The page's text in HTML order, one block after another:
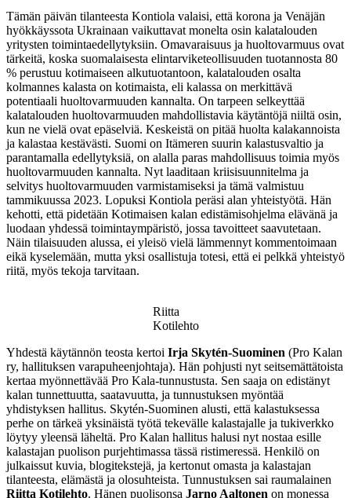
Tämän päivän tilanteesta Kontiola valaisi, että korona ja Venäjän
hyökkäyssota Ukrainaan vaikuttavat monelta osin kalatalouden
yritysten toimintaedellytyksiin. Omavaraisuus ja huoltovarmuus ovat
tärkeitä, koska suomalaisesta elintarviketeollisuuden tuotannosta 80
% perustuu kotimaiseen alkutuotantoon, kalatalouden osalta
kolmannes kalasta on kotimaista, eli kalassa on merkittävä
potentiaali huoltovarmuuden kannalta. On tarpeen selkeyttää
kalatalouden huoltovarmuuden mahdollistavia käytäntöjä niiltä osin,
kun ne vielä ovat epäselviä. Keskeistä on pitää huolta kalakannoista
ja kalastaa kestävästi. Suomi on Itämeren suurin kalastusvaltio ja
parantamalla edellytyksiä, on alalla paras mahdollisuus toimia myös
huoltovarmuuden kannalta. Nyt laaditaan kriisisuunnitelma ja
selvitys huoltovarmuuden varmistamiseksi ja tämä valmistuu
tammikuussa 2023. Lopuksi Kontiola peräsi alan yhteistyötä. Hän
kehotti, että pidetään Kotimaisen kalan edistämisohjelma elävänä ja
luodaan yhdessä toimintaympäristö, jossa tavoitteet saavutetaan.
Näin tilaisuuden alussa, ei yleisö vielä lämmennyt kommentoimaan
eikä kyselemään, mutta yksi osallistuja totesi, että ei pelkkä yhteistyö
riitä, myös tekoja tarvitaan.
Riitta
Kotilehto
Yhdestä käytännön teosta kertoi Irja Skytén-Suominen (Pro Kalan
ry, hallituksen varapuheenjohtaja). Hän pohjusti nyt seitsemättätoista
kertaa myönnettävää Pro Kala-tunnustusta. Sen saaja on edistänyt
kalan tunnettuutta, saatavuutta, ja tunnustuksen myöntää
yhdistyksen hallitus. Skytén-Suominen alusti, että kalastuksessa
perhe on tärkeä yksinäistä työtä tekevälle kalastajalle ja tukiverkko
löytyy yleensä läheltä. Pro Kalan hallitus halusi nyt nostaa esille
kalastajan puolison purjehtimassa tässä ristimeressä. Henkilö on
julkaissut kuvia, blogitekstejä, ja kertonut omasta ja kalastajan
tilanteesta, elämästä ja olosuhteista. Tunnustuksen sai raumalainen
Riitta Kotilehto. Hänen puolisonsa Jarno Aaltonen on monessa